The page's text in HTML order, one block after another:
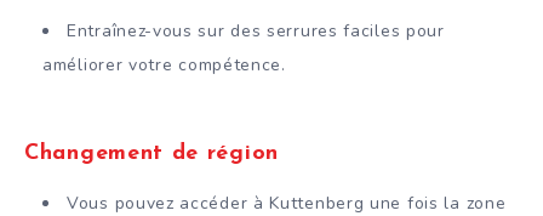
Entraînez-vous sur des serrures faciles pour
améliorer votre compétence.
Changement de région
Vous pouvez accéder à Kuttenberg une fois la zone